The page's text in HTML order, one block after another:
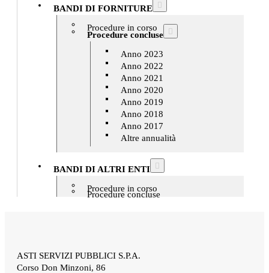
BANDI DI FORNITURE
Procedure in corso
Procedure concluse
Anno 2023
Anno 2022
Anno 2021
Anno 2020
Anno 2019
Anno 2018
Anno 2017
Altre annualità
BANDI DI ALTRI ENTI
Procedure in corso
Procedure concluse
ASTI SERVIZI PUBBLICI S.P.A.
Corso Don Minzoni, 86